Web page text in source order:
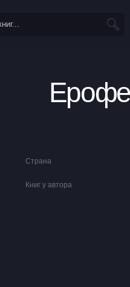
Страна
Книг у автора